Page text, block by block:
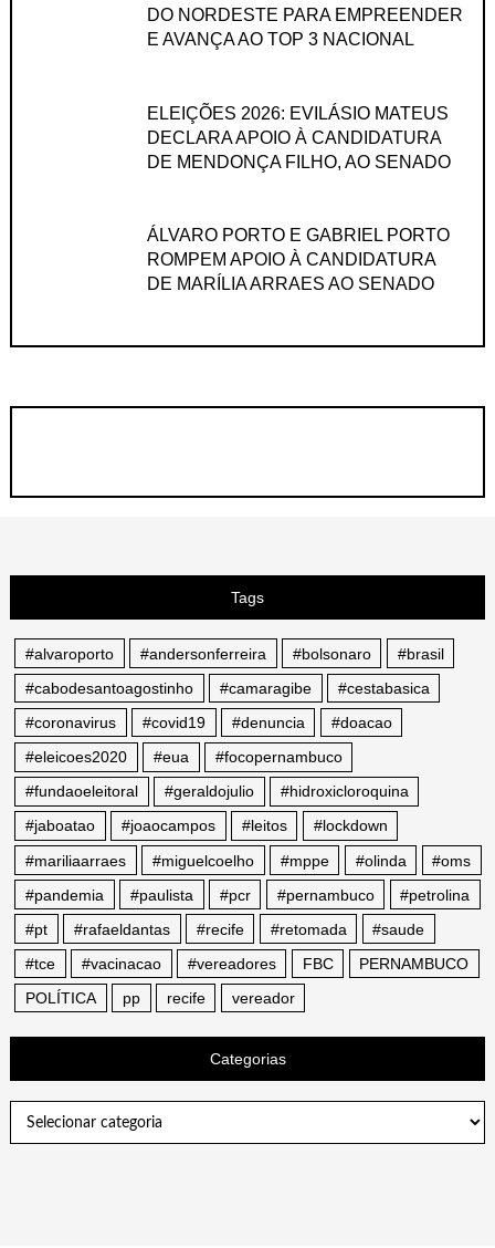
DO NORDESTE PARA EMPREENDER
E AVANÇA AO TOP 3 NACIONAL
ELEIÇÕES 2026: EVILÁSIO MATEUS
DECLARA APOIO À CANDIDATURA
DE MENDONÇA FILHO, AO SENADO
ÁLVARO PORTO E GABRIEL PORTO
ROMPEM APOIO À CANDIDATURA
DE MARÍLIA ARRAES AO SENADO
Tags
#alvaroporto #andersonferreira #bolsonaro
#brasil
#cabodesantoagostinho
#camaragibe
#cestabasica
#coronavirus
#covid19 #denuncia
#doacao
#eleicoes2020
#eua
#focopernambuco
#fundaoeleitoral
#geraldojulio
#hidroxicloroquina
#jaboatao
#joaocampos #leitos
#lockdown
#mariliaarraes
#miguelcoelho #mppe #olinda
#oms
#pandemia
#paulista #pcr #pernambuco
#petrolina
#pt
#rafaeldantas #recife #retomada
#saude
#tce
#vacinacao #vereadores FBC
PERNAMBUCO
POLÍTICA
pp recife vereador
Categorias